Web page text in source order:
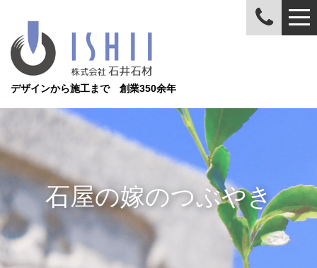
デザインから施工まで 創業350余年
石屋の嫁のつぶやき